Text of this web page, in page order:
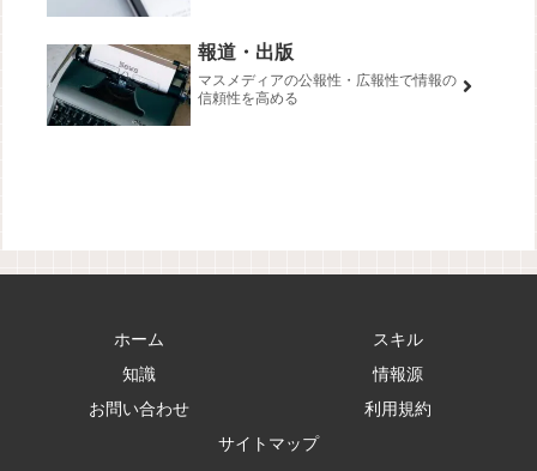
報道・出版
マスメディアの公報性・広報性で情報の
信頼性を高める
ホーム
スキル
知識
情報源
お問い合わせ
利用規約
サイトマップ